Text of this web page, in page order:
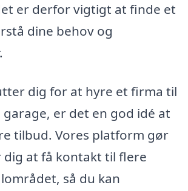
er derfor vigtigt at finde et
dine behov og
dig for at hyre et firma til
er det en god idé at
tilbud. Vores platform gør
at få kontakt til flere
så du kan